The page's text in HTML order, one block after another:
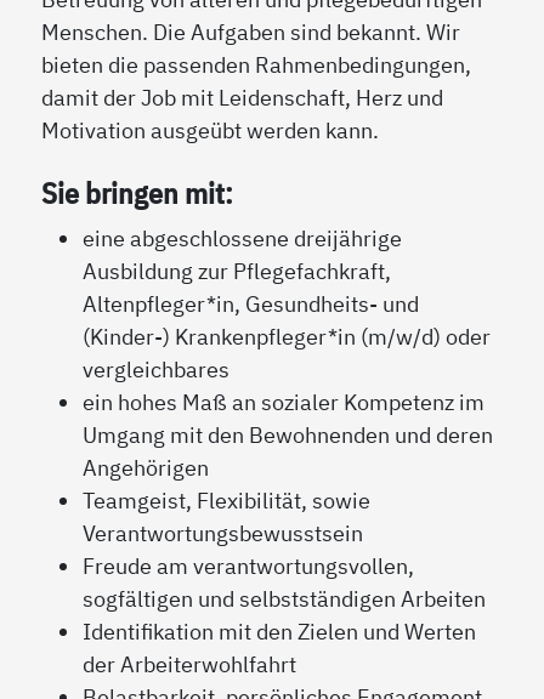
Menschen. Die Aufgaben sind bekannt. Wir
bieten die passenden Rahmenbedingungen,
damit der Job mit Leidenschaft, Herz und
Motivation ausgeübt werden kann.
Sie bringen mit:
eine abgeschlossene dreijährige
Ausbildung zur Pflegefachkraft,
Altenpfleger*in, Gesundheits- und
(Kinder-) Krankenpfleger*in (m/w/d) oder
vergleichbares
ein hohes Maß an sozialer Kompetenz im
Umgang mit den Bewohnenden und deren
Angehörigen
Teamgeist, Flexibilität, sowie
Verantwortungsbewusstsein
Freude am verantwortungsvollen,
sogfältigen und selbstständigen Arbeiten
Identifikation mit den Zielen und Werten
der Arbeiterwohlfahrt